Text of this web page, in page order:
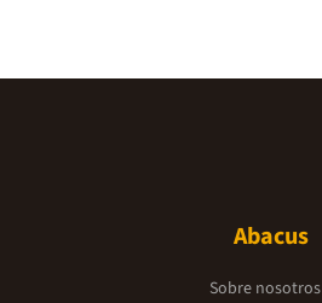
Abacus
Sobre nosotros